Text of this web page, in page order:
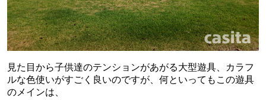
見た目から子供達のテンションがあがる大型遊具、カラフ
ルな色使いがすごく良いのですが、何といってもこの遊具
のメインは、